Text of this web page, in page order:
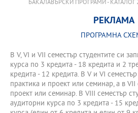
БАКАЛАВЪРСКИ ПРОГРАМИ - КАТАЛОГ
РЕКЛАМА
ПРОГРАМНА
В V, VI и VII семестър студентите си
курса по 3 кредита - 18 кредита и 2
кредита - 12 кредита. В V и VI
практика и проект или семинар, а в
проект или семинар. В VIII семестър
аудиторни курса по 3 кредита - 15